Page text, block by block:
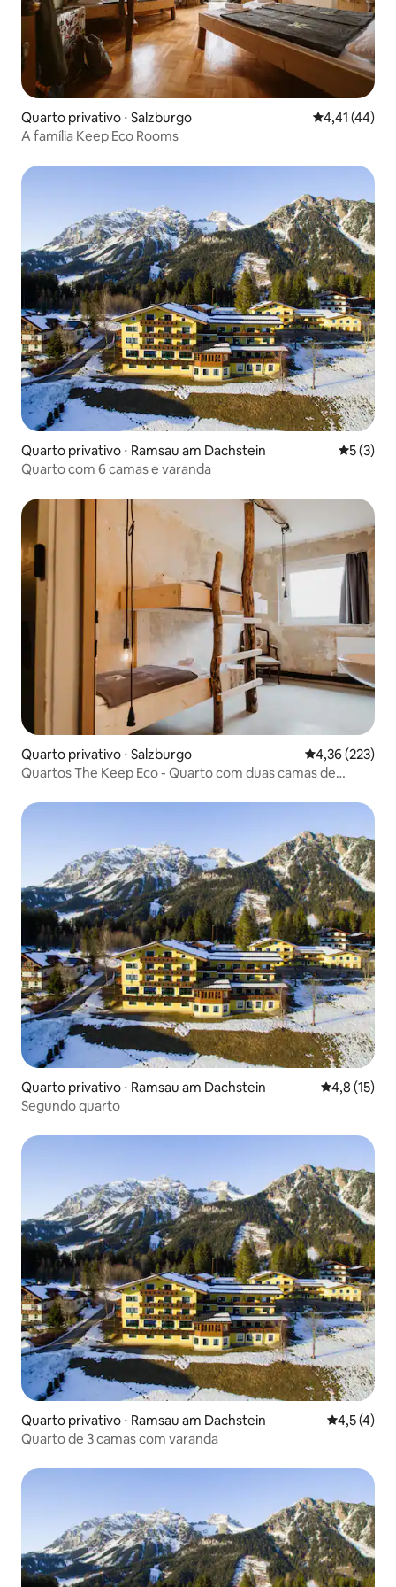
Quarto privativo ⋅ Salzburgo 4,41 de uma
4,41 (44)
A família Keep Eco Rooms
Quarto privativo ⋅ Ramsau am Dachstein 5 de
5 (3)
Quarto com 6 camas e varanda
Quarto privativo ⋅ Salzburgo 4,36 de uma
4,36 (223)
Quartos The Keep Eco - Quarto com duas camas de
Quarto privativo ⋅ Ramsau am Dachstein 4,8 de uma
4,8 (15)
Segundo quarto
Quarto privativo ⋅ Ramsau am Dachstein 4,5 de
4,5 (4)
Quarto de 3 camas com varanda